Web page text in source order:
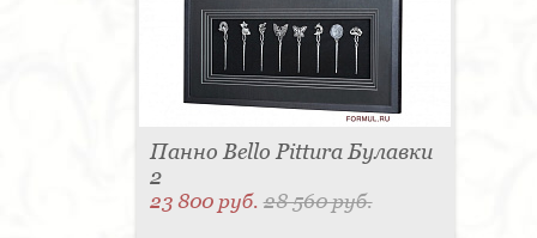
Мыльница - 1Подставка под зонт - 1
Панно Bello Pittura Булавки
2
23 800 руб.28 560 руб.